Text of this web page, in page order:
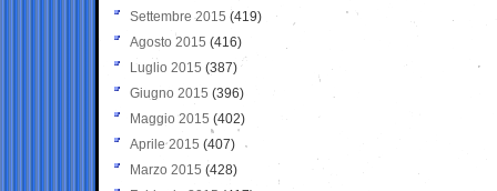
Settembre 2015 (419)
Agosto 2015 (416)
Luglio 2015 (387)
Giugno 2015 (396)
Maggio 2015 (402)
Aprile 2015 (407)
Marzo 2015 (428)